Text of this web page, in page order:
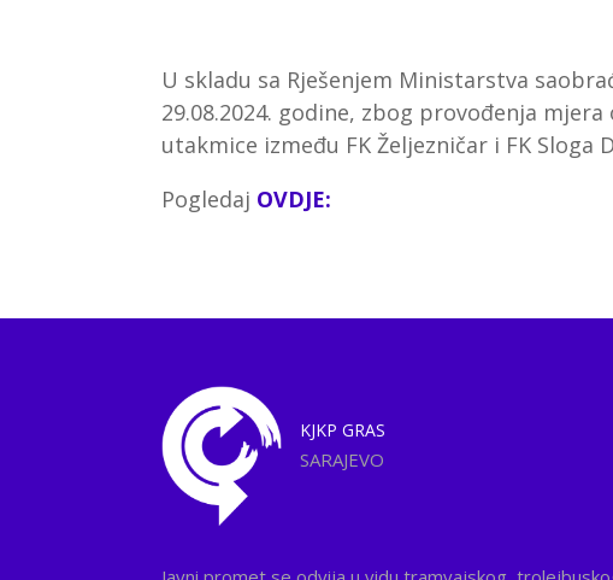
U skladu sa Rješenjem Ministarstva
29.08.2024. godine, zbog provođenja
utakmice između FK Željezničar i FK Sloga
Pogledaj OVDJE:
KJKP GRAS
SARAJEVO